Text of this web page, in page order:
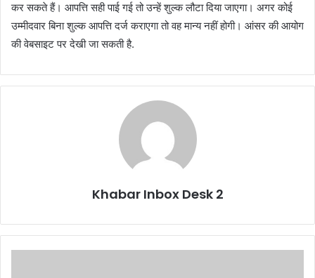
कर सकते हैं। आपत्ति सही पाई गई तो उन्हें शुल्क लौटा दिया जाएगा। अगर कोई
उम्मीदवार बिना शुल्क आपत्ति दर्ज कराएगा तो वह मान्य नहीं होगी। आंसर की आयोग
की वेबसाइट पर देखी जा सकती है.
Khabar Inbox Desk 2